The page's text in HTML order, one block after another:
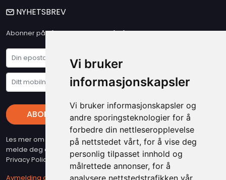
Vi bruker
informasjonskapsler
Vi bruker informasjonskapsler og
andre sporingsteknologier for å
forbedre din nettleseropplevelse
på nettstedet vårt, for å vise deg
personlig tilpasset innhold og
målrettede annonser, for å
analysere nettstedstrafikken vår
NYHETSBREV
Abonner på vårt nyhetsbrev og få våre siste nyheter og tilbud
ABONNER
Les mer om vare "Privacy Policy" - Husk at du kan når som helst
melde deg av vart nyhetsbrev (beslyttet at reCAPTCHA, Google
Privacy Policy & Terms gjelder)
Avmelding av nyhetsbrev